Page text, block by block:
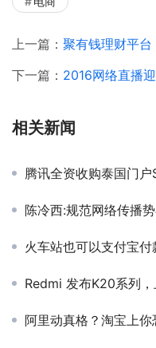
上一篇： 聚有钱理财平台
下一篇： 2016网络直播迎
相关新闻
腾讯全资收购泰国门
陈冷西:规范网络传播
火车站也可以支付宝
Redmi 发布K20系列
阿里动真格？淘宝上你